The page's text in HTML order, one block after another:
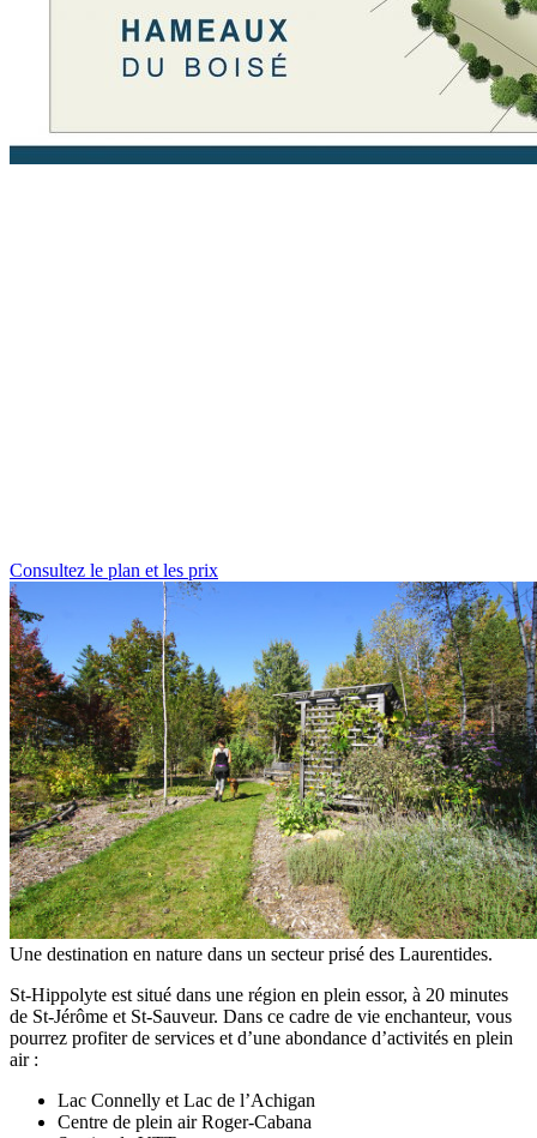
Consultez le plan et les prix
Une destination en nature dans un secteur prisé des Laurentides.
St-Hippolyte est situé dans une région en plein essor, à 20 minutes
de St-Jérôme et St-Sauveur. Dans ce cadre de vie enchanteur, vous
pourrez profiter de services et d’une abondance d’activités en plein
air :
Lac Connelly et Lac de l’Achigan
Centre de plein air Roger-Cabana